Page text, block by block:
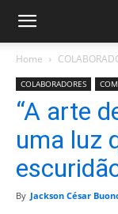
Home
COLABORADORES
“A arte
uma luz
By Jackson César